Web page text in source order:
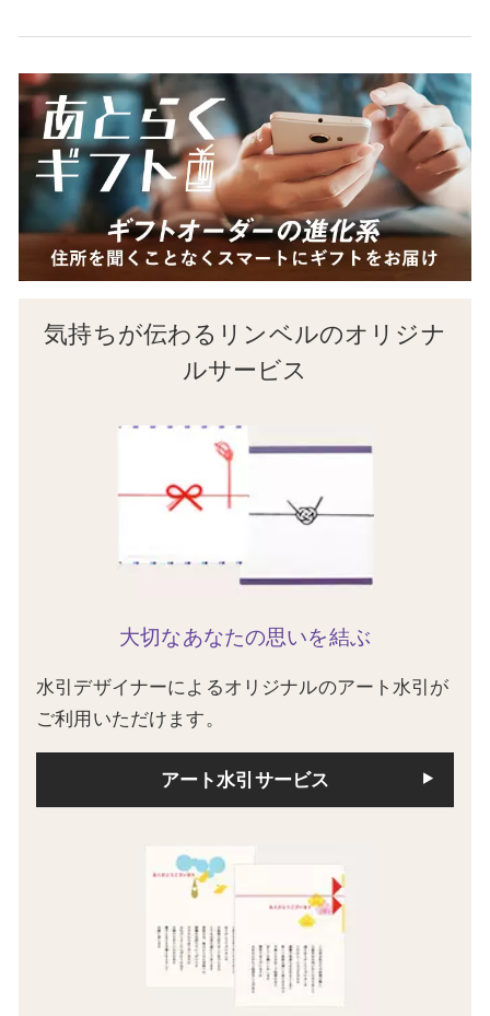
気持ちが伝わるリンベルのオリジナ
ルサービス
大切なあなたの思いを結ぶ
水引デザイナーによるオリジナルのアート水引が
ご利用いただけます。
アート水引サービス